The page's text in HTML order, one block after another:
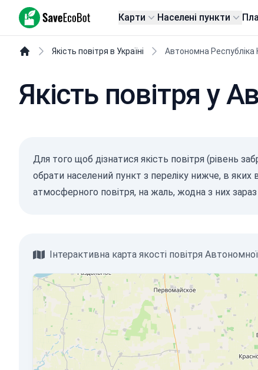
SaveEcoBot Карти Населені пункти
Якість повітря в Україні Автономна Республіка
Якість повітря у
Для того щоб дізнатися якість повітря (рівень
обрати населений пункт з переліку нижче, в яких
атмосферного повітря, на жаль, жодна з них
Інтерактивна карта якості повітря